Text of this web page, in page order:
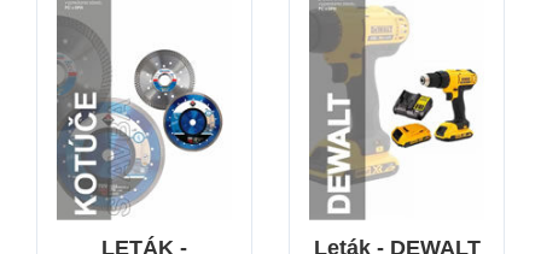
LETÁK -
Leták - DEWALT